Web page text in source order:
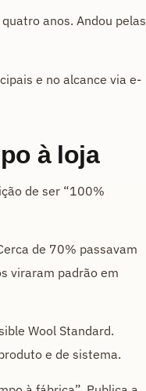
anos. Andou pelas
e no alcance via e-
à loja
de ser “100%
de 70% passavam
viraram padrão em
Wool Standard.
e de sistema.